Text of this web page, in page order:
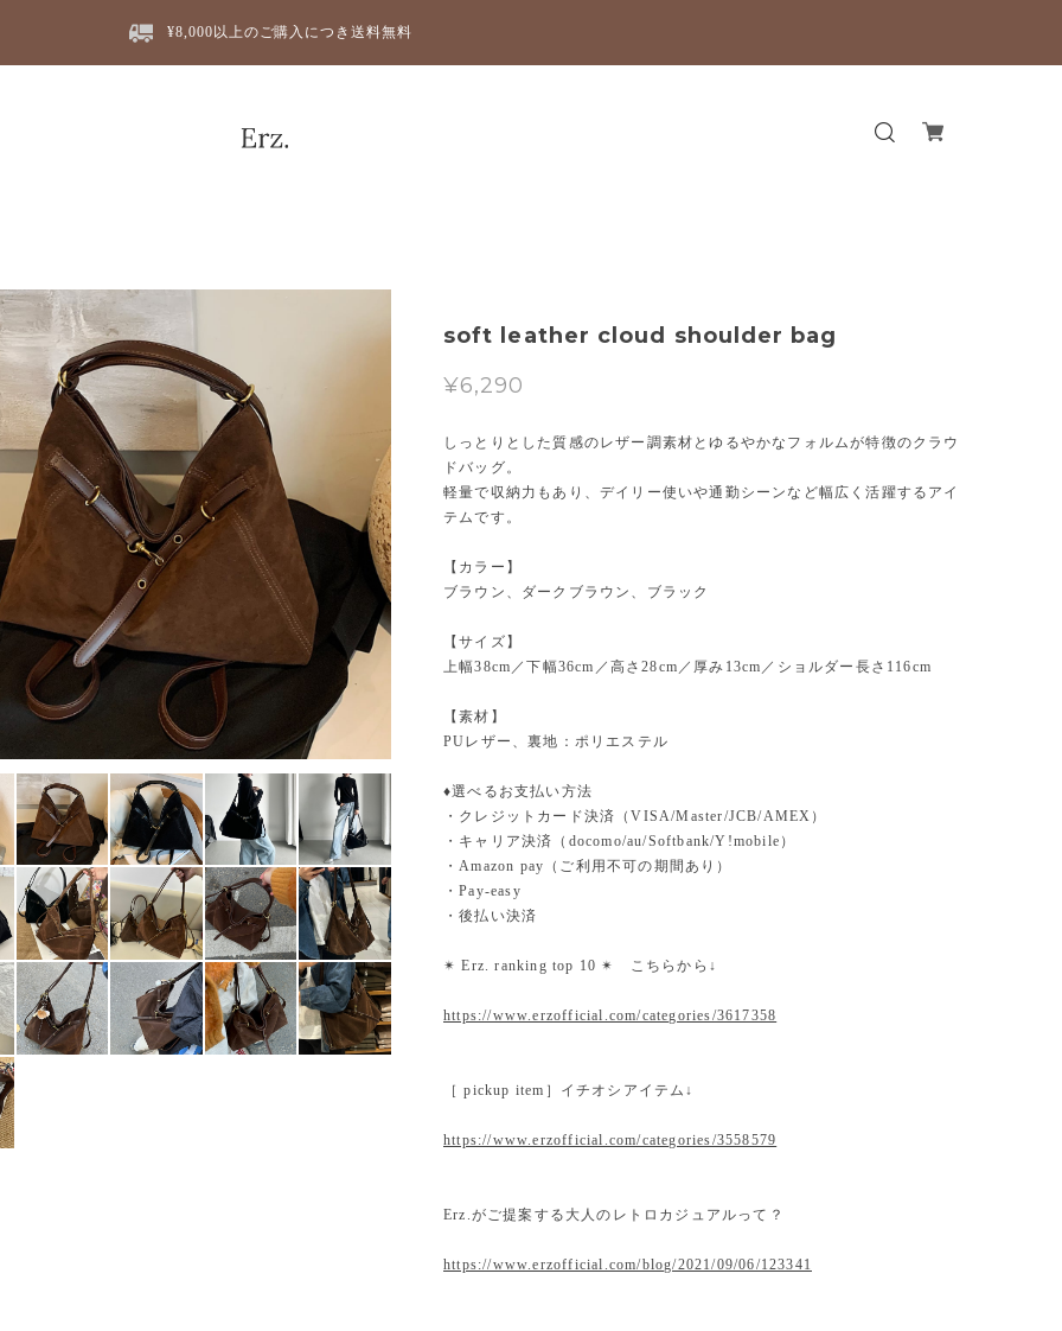
¥8,000以上のご購入につき送料無料
soft leather cloud shoulder bag
¥6,290
しっとりとした質感のレザー調素材とゆるやかなフォルムが特徴のクラウ
ドバッグ。
軽量で収納力もあり、デイリー使いや通勤シーンなど幅広く活躍するアイ
テムです。
【カラー】
ブラウン、ダークブラウン、ブラック
【サイズ】
上幅38cm／下幅36cm／高さ28cm／厚み13cm／ショルダー長さ116cm
【素材】
PUレザー、裏地：ポリエステル
♦︎選べるお支払い方法
・クレジットカード決済（VISA/Master/JCB/AMEX）
・キャリア決済（docomo/au/Softbank/Y!mobile）
・Amazon pay（ご利用不可の期間あり）
・Pay-easy
・後払い決済
✴︎ Erz. ranking top 10 ✴︎ こちらから↓
https://www.erzofficial.com/categories/3617358
［ pickup item］イチオシアイテム↓
https://www.erzofficial.com/categories/3558579
Erz.がご提案する大人のレトロカジュアルって？
https://www.erzofficial.com/blog/2021/09/06/123341